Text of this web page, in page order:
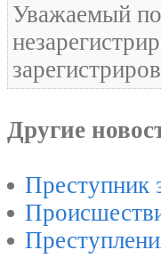
Уважаемый
Другие
Преступник